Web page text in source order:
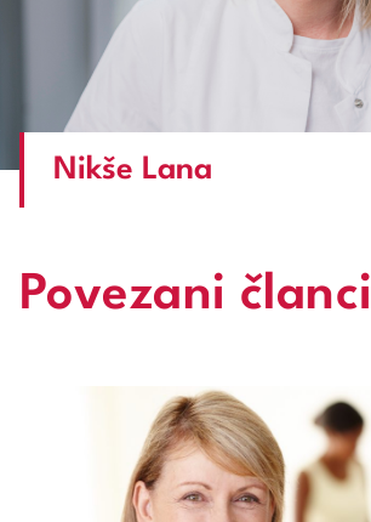
Nikše Lana
Povezani članci